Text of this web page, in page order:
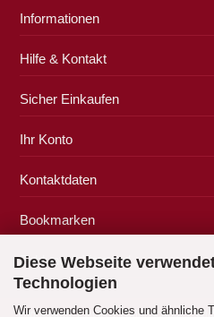
Diese Webseite
Technologien
Wir verwenden Cookies und ähnliche
Informationen
Hilfe & Kontakt
Sicher Einkaufen
Ihr Konto
Kontaktdaten
Bookmarken
Zahlung & Versand
Impressum|AGB|Datenschutz|